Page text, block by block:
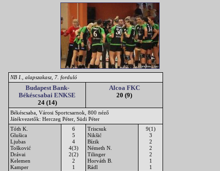
NB I., alapszakasz, 7. forduló
Budapest Bank-
Békéscsabai ENKSE
24 (14)
Alcoa FKC
20 (9)
Békéscsaba, Városi Sportcsarnok, 800 néző
Játékvezetők: Herczeg Péter, Südi Péter
Tóth K.
Glušica
Ljubas
Tošković
Drávai
Kelemen
Kamper
6
5
4
4(3)
2(2)
2
1
Triscsuk
Nikšić
Bízik
Németh N.
Tilinger
Horváth B.
Rádl
9(1)
3
2
2
2
1
1